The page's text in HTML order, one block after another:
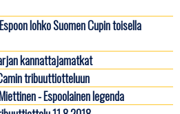
lohko Suomen Cupin toisella
kannattajamatkat
tribuuttiotteluun
- Espoolainen legenda